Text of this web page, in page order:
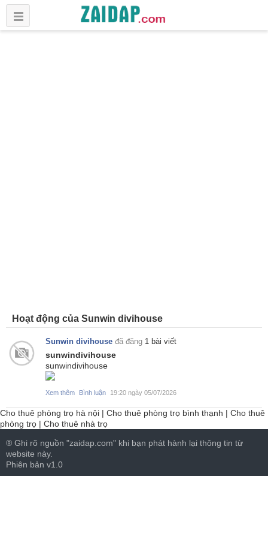
Hoạt động của Sunwin divihouse
Sunwin divihouse đã đăng 1 bài viết
sunwindivihouse
sunwindivihouse
Xem thêm Bình luận 19:20 ngày 05/07/2026
Cho thuê phòng trọ hà nội | Cho thuê phòng trọ bình thạnh | Cho thuê
phòng trọ | Cho thuê nhà trọ
® Ghi rõ nguồn "zaidap.com" khi bạn phát hành lại thông tin từ
website này.
Phiên bản v1.0